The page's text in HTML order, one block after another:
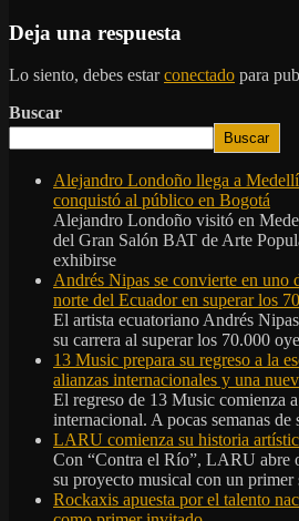
Deja una respuesta
Lo siento, debes estarconectado para
Buscar
Buscar
Alejandro Londoño llega a
conquistó al público en Bogotá
Alejandro Londoño visitó en
del Gran Salón BAT de Arte
exhibirse
Andrés Nipas se convierte en uno
norte del Ecuador en superar los
El artista ecuatoriano Andrés
su carrera al superar los 70.000
13 Music prepara su regreso a la
alianzas internacionales y una
El regreso de 13 Music comienza
internacional. A pocas semanas
LARU comienza su historia
Con “Contra el Río”, LARU abre
su proyecto musical con un primer
Rockaxis apuesta por el talento